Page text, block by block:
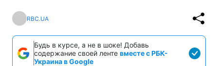
RBC.UA
Будь в курсе, а не в шоке! Добавь
содержание своей ленте вместе с РБК-
Украина в Google